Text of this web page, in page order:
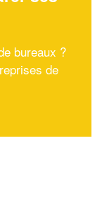
bureaux ?
de